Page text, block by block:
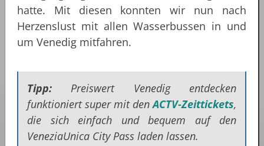
hatte. Mit diesen konnten wir nun nach
Herzenslust mit allen Wasserbussen in und
um Venedig mitfahren.
Tipp: Preiswert Venedig entdecken
funktioniert super mit denACTV-Zeittickets,
die sich einfach und bequem auf den
VeneziaUnica City Pass laden lassen.